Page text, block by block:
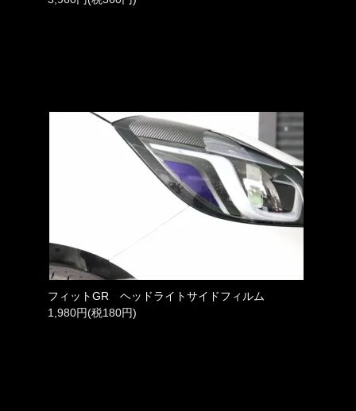
フィットGR ヘッドライトサイドフィルム
1,980円(税180円)